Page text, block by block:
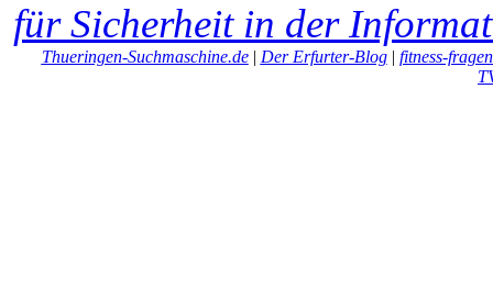
für Sicherheit in der
Thueringen-Suchmaschine.de| Der Erfurter-Blog| fitness-